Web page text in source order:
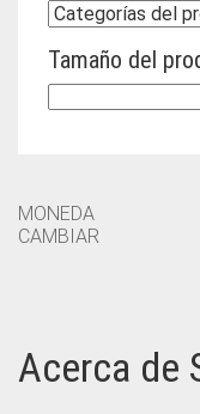
Tamaño del
MONEDA
CAMBIAR
Acerca de